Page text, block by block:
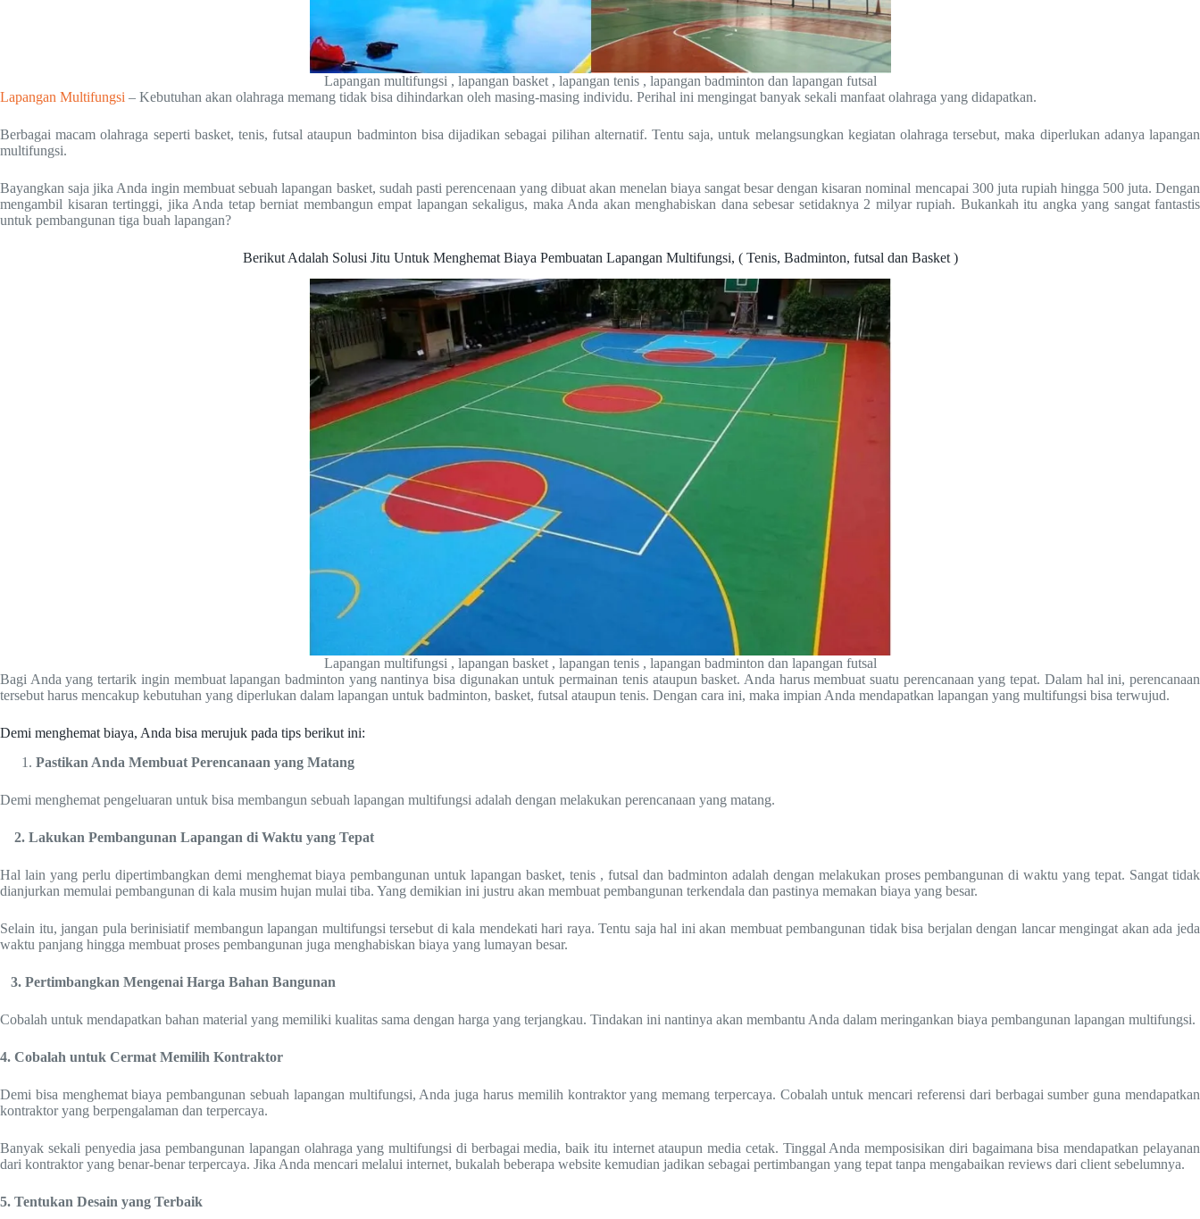
Lapangan multifungsi , lapangan basket , lapangan tenis , lapangan badminton dan lapangan futsal
Lapangan Multifungsi – Kebutuhan akan olahraga memang tidak bisa dihindarkan oleh masing-masing individu. Perihal ini mengingat banyak sekali manfaat olahraga yang didapatkan.
Berbagai macam olahraga seperti basket, tenis, futsal ataupun badminton bisa dijadikan sebagai pilihan alternatif. Tentu saja, untuk melangsungkan kegiatan olahraga tersebut, maka diperlukan adanya lapangan
multifungsi.
Bayangkan saja jika Anda ingin membuat sebuah lapangan basket, sudah pasti perencenaan yang dibuat akan menelan biaya sangat besar dengan kisaran nominal mencapai 300 juta rupiah hingga 500 juta. Dengan
mengambil kisaran tertinggi, jika Anda tetap berniat membangun empat lapangan sekaligus, maka Anda akan menghabiskan dana sebesar setidaknya 2 milyar rupiah. Bukankah itu angka yang sangat fantastis
untuk pembangunan tiga buah lapangan?
Berikut Adalah Solusi Jitu Untuk Menghemat Biaya Pembuatan Lapangan Multifungsi, ( Tenis, Badminton, futsal dan Basket )
Lapangan multifungsi , lapangan basket , lapangan tenis , lapangan badminton dan lapangan futsal
Bagi Anda yang tertarik ingin membuat lapangan badminton yang nantinya bisa digunakan untuk permainan tenis ataupun basket. Anda harus membuat suatu perencanaan yang tepat. Dalam hal ini, perencanaan
tersebut harus mencakup kebutuhan yang diperlukan dalam lapangan untuk badminton, basket, futsal ataupun tenis. Dengan cara ini, maka impian Anda mendapatkan lapangan yang multifungsi bisa terwujud.
Demi menghemat biaya, Anda bisa merujuk pada tips berikut ini:
Pastikan Anda Membuat Perencanaan yang Matang
Demi menghemat pengeluaran untuk bisa membangun sebuah lapangan multifungsi adalah dengan melakukan perencanaan yang matang.
2. Lakukan Pembangunan Lapangan di Waktu yang Tepat
Hal lain yang perlu dipertimbangkan demi menghemat biaya pembangunan untuk lapangan basket, tenis , futsal dan badminton adalah dengan melakukan proses pembangunan di waktu yang tepat. Sangat tidak
dianjurkan memulai pembangunan di kala musim hujan mulai tiba. Yang demikian ini justru akan membuat pembangunan terkendala dan pastinya memakan biaya yang besar.
Selain itu, jangan pula berinisiatif membangun lapangan multifungsi tersebut di kala mendekati hari raya. Tentu saja hal ini akan membuat pembangunan tidak bisa berjalan dengan lancar mengingat akan ada jeda
waktu panjang hingga membuat proses pembangunan juga menghabiskan biaya yang lumayan besar.
3. Pertimbangkan Mengenai Harga Bahan Bangunan
Cobalah untuk mendapatkan bahan material yang memiliki kualitas sama dengan harga yang terjangkau. Tindakan ini nantinya akan membantu Anda dalam meringankan biaya pembangunan lapangan multifungsi.
4. Cobalah untuk Cermat Memilih Kontraktor
Demi bisa menghemat biaya pembangunan sebuah lapangan multifungsi, Anda juga harus memilih kontraktor yang memang terpercaya. Cobalah untuk mencari referensi dari berbagai sumber guna mendapatkan
kontraktor yang berpengalaman dan terpercaya.
Banyak sekali penyedia jasa pembangunan lapangan olahraga yang multifungsi di berbagai media, baik itu internet ataupun media cetak. Tinggal Anda memposisikan diri bagaimana bisa mendapatkan pelayanan
dari kontraktor yang benar-benar terpercaya. Jika Anda mencari melalui internet, bukalah beberapa website kemudian jadikan sebagai pertimbangan yang tepat tanpa mengabaikan reviews dari client sebelumnya.
5. Tentukan Desain yang Terbaik